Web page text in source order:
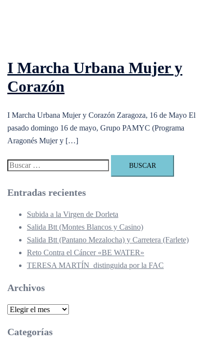
I Marcha Urbana Mujer y
Corazón
I Marcha Urbana Mujer y Corazón Zaragoza, 16 de Mayo El
pasado domingo 16 de mayo, Grupo PAMYC (Programa
Aragonés Mujer y […]
Buscar:
Entradas recientes
Subida a la Virgen de Dorleta
Salida Btt (Montes Blancos y Casino)
Salida Btt (Pantano Mezalocha) y Carretera (Farlete)
Reto Contra el Cáncer «BE WATER»
TERESA MARTÍN distinguida por la FAC
Archivos
Archivos
Categorías